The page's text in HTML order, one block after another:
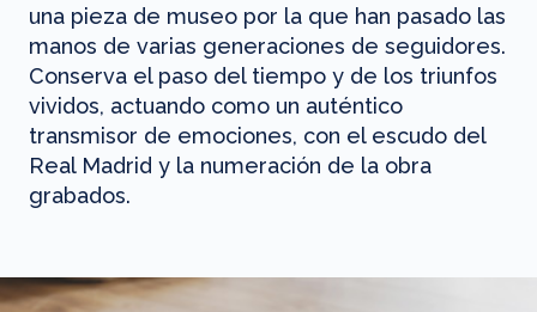
una pieza de museo por la que han pasado las
manos de varias generaciones de seguidores.
Conserva el paso del tiempo y de los triunfos
vividos, actuando como un auténtico
transmisor de emociones, con el escudo del
Real Madrid y la numeración de la obra
grabados.